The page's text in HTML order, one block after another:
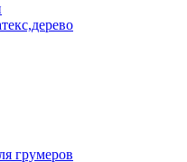
грумеров